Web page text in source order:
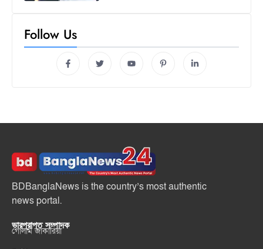
Follow Us
BDBanglaNews is the country’s most authentic
news portal.
ভারপ্রাপ্ত সম্পাদক
গোলাম জাকারিয়া